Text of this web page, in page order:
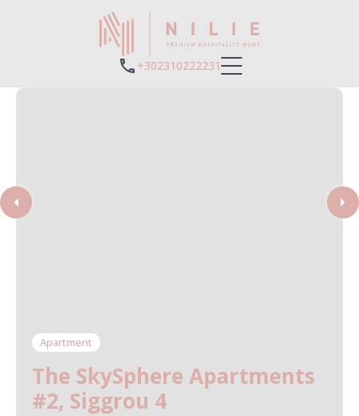
+302310222231
Apartment
The SkySphere Apartments
#2, Siggrou 4